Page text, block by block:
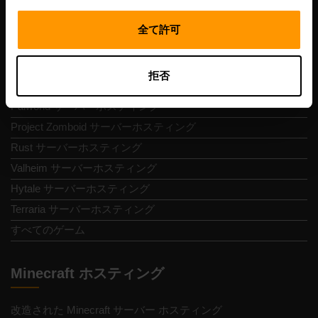
全て許可
拒否
ゲームサーバーホスティング
Palworld サーバーホスティング
Project Zomboid サーバーホスティング
Rust サーバーホスティング
Valheim サーバーホスティング
Hytale サーバーホスティング
Terraria サーバーホスティング
すべてのゲーム
Minecraft ホスティング
改造された Minecraft サーバー ホスティング